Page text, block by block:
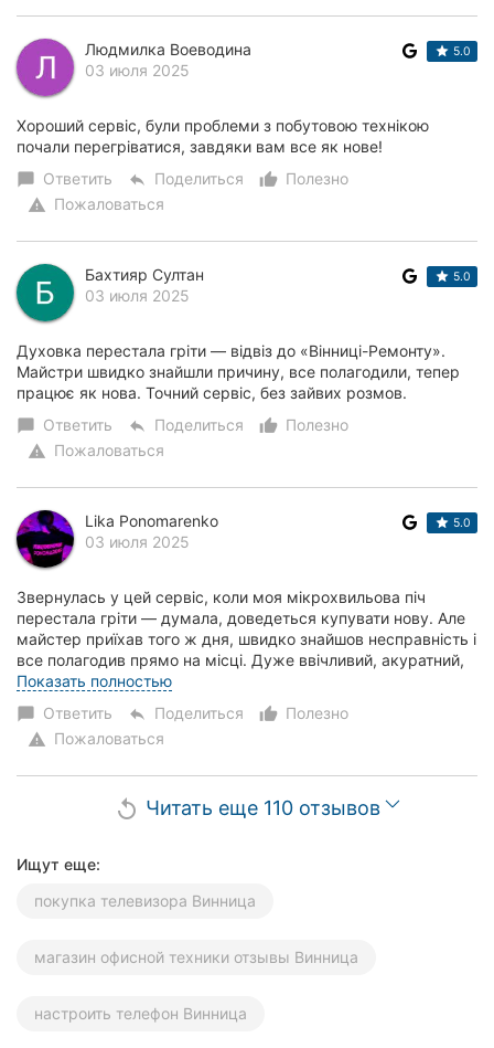
Людмилка Воеводина
03 июля 2025
5.0
Хороший сервіс, були проблеми з побутовою технікою
почали перегріватися, завдяки вам все як нове!
chat_bubble Ответить reply Поделиться thumb_up_alt
Полезно
warning Пожаловаться
Бахтияр Султан
03 июля 2025
5.0
Духовка перестала гріти — відвіз до «Вінниці-Ремонту».
Майстри швидко знайшли причину, все полагодили, тепер
працює як нова. Точний сервіс, без зайвих розмов.
chat_bubble Ответить reply Поделиться thumb_up_alt
Полезно
warning Пожаловаться
Lika Ponomarenko
03 июля 2025
5.0
Звернулась у цей сервіс, коли моя мікрохвильова піч
перестала гріти — думала, доведеться купувати нову. Але
майстер приїхав того ж дня, швидко знайшов несправність і
все полагодив прямо на місці. Дуже ввічливий, акуратний,
пояснив простими словами, б...
Показать полностью
chat_bubble Ответить reply Поделиться thumb_up_alt
Полезно
warning Пожаловаться
replay Читать еще 110 отзывов
Ищут еще:
покупка телевизора Винница
магазин офисной техники отзывы Винница
настроить телефон Винница